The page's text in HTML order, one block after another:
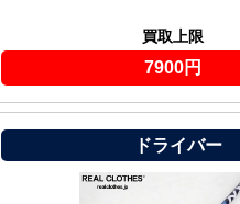
買取上限
7900円
ドライバー